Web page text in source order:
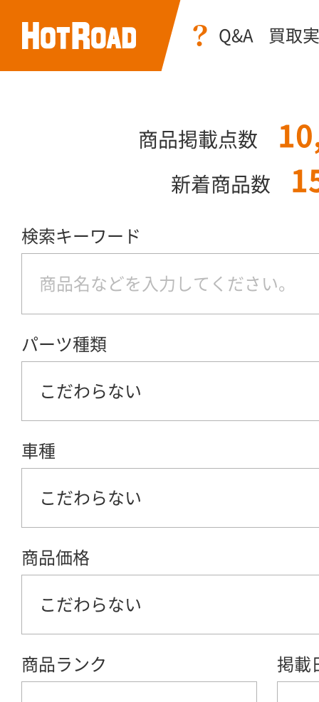
Q&A 買取
商品掲載点数
新着商品数
検索キーワード
パーツ種類
こだわらない
車種
こだわらない
商品価格
こだわらない
商品ランク 掲載